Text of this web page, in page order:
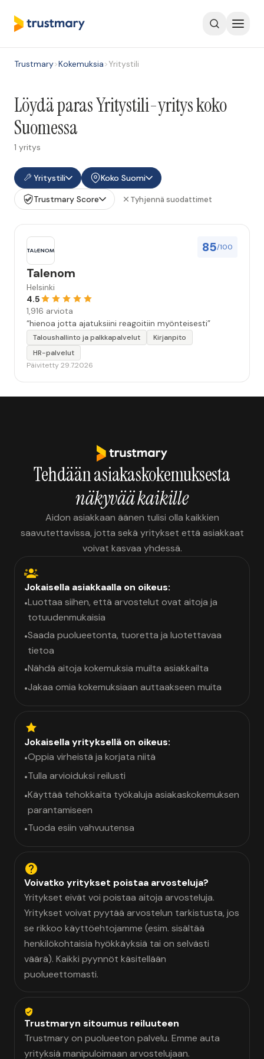
Trustmary>Kokemuksia>Yritystili
Löydä paras Yritystili-yritys koko
Suomessa
1 yritys
Yritystili
Koko Suomi
Trustmary Score
Tyhjennä suodattimet
85/100
Talenom
Helsinki
4.5
1,916 arviota
“hienoa jotta ajatuksiini reagoitiin myönteisesti”
Taloushallinto ja palkkapalvelut
Kirjanpito
HR-palvelut
Päivitetty 29.7.2026
Tehdään asiakaskokemuksesta
näkyvää kaikille
Aidon asiakkaan äänen tulisi olla kaikkien
saavutettavissa, jotta sekä yritykset että asiakkaat
voivat kasvaa yhdessä.
Jokaisella asiakkaalla on oikeus:
•Luottaa siihen, että arvostelut ovat aitoja ja
totuudenmukaisia
•Saada puolueetonta, tuoretta ja luotettavaa
tietoa
•Nähdä aitoja kokemuksia muilta asiakkailta
•Jakaa omia kokemuksiaan auttaakseen muita
Jokaisella yrityksellä on oikeus:
•Oppia virheistä ja korjata niitä
•Tulla arvioiduksi reilusti
•Käyttää tehokkaita työkaluja asiakaskokemuksen
parantamiseen
•Tuoda esiin vahvuutensa
Voivatko yritykset poistaa arvosteluja?
Yritykset eivät voi poistaa aitoja arvosteluja.
Yritykset voivat pyytää arvostelun tarkistusta, jos
se rikkoo käyttöehtojamme (esim. sisältää
henkilökohtaisia hyökkäyksiä tai on selvästi
väärä). Kaikki pyynnöt käsitellään
puolueettomasti.
Trustmaryn sitoumus reiluuteen
Trustmary on puolueeton palvelu. Emme auta
yrityksiä manipuloimaan arvostelujaan.